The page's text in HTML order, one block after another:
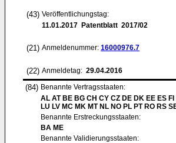
(43) Veröffentlichungstag:
11.01.2017 Patentblatt 2017/02
(21) Anmeldenummer: 16000976.7
(22) Anmeldetag: 29.04.2016
(84) Benannte Vertragsstaaten:
AL AT BE BG CH CY CZ DE DK EE ES
LU LV MC MK MT NL NO PL PT RO RS
Benannte Erstreckungsstaaten:
BA ME
Benannte Validierungsstaaten: